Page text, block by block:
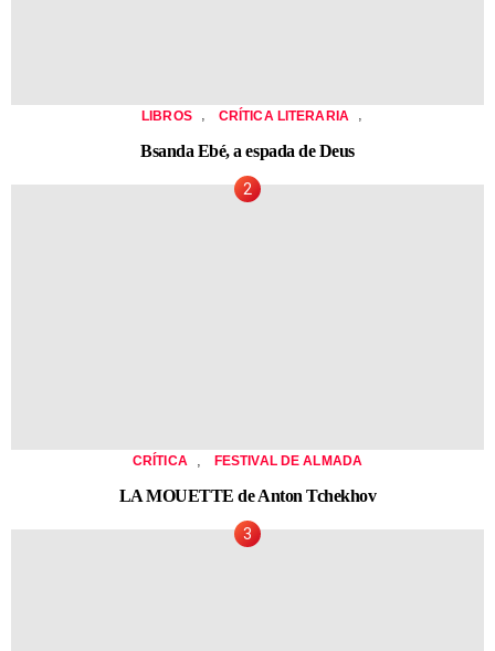
LIBROS , CRÍTICA LITERARIA ,
Bsanda Ebé, a espada de Deus
CRÍTICA FESTIVAL DE ALMADA
LA MOUETTE de Anton Tchekhov